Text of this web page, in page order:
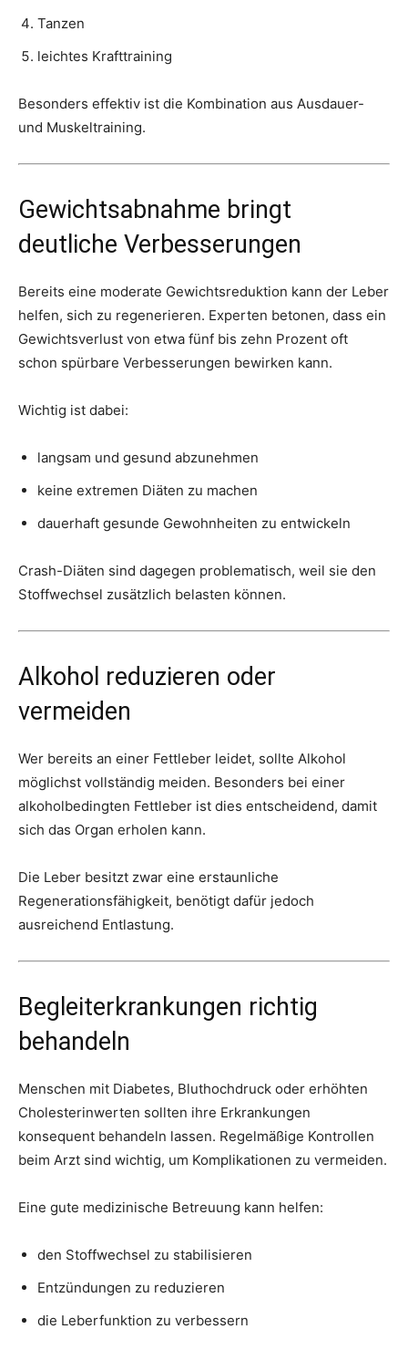
Tanzen
leichtes Krafttraining
Besonders effektiv ist die Kombination aus Ausdauer-
und Muskeltraining.
Gewichtsabnahme bringt
deutliche Verbesserungen
Bereits eine moderate Gewichtsreduktion kann der Leber
helfen, sich zu regenerieren. Experten betonen, dass ein
Gewichtsverlust von etwa fünf bis zehn Prozent oft
schon spürbare Verbesserungen bewirken kann.
Wichtig ist dabei:
langsam und gesund abzunehmen
keine extremen Diäten zu machen
dauerhaft gesunde Gewohnheiten zu entwickeln
Crash-Diäten sind dagegen problematisch, weil sie den
Stoffwechsel zusätzlich belasten können.
Alkohol reduzieren oder
vermeiden
Wer bereits an einer Fettleber leidet, sollte Alkohol
möglichst vollständig meiden. Besonders bei einer
alkoholbedingten Fettleber ist dies entscheidend, damit
sich das Organ erholen kann.
Die Leber besitzt zwar eine erstaunliche
Regenerationsfähigkeit, benötigt dafür jedoch
ausreichend Entlastung.
Begleiterkrankungen richtig
behandeln
Menschen mit Diabetes, Bluthochdruck oder erhöhten
Cholesterinwerten sollten ihre Erkrankungen
konsequent behandeln lassen. Regelmäßige Kontrollen
beim Arzt sind wichtig, um Komplikationen zu vermeiden.
Eine gute medizinische Betreuung kann helfen:
den Stoffwechsel zu stabilisieren
Entzündungen zu reduzieren
die Leberfunktion zu verbessern